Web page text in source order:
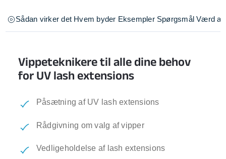
Sådan virker det Hvem byder Eksempler Spørgsmål Værd at
Vippeteknikere til alle dine behov
for UV lash extensions
Påsætning af UV lash extensions
Rådgivning om valg af vipper
Vedligeholdelse af lash extensions